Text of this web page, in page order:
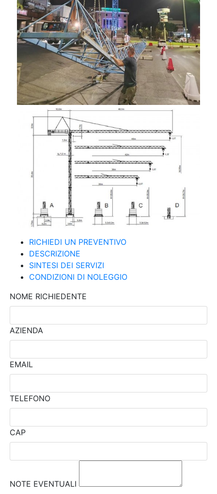
RICHIEDI UN PREVENTIVO
DESCRIZIONE
SINTESI DEI SERVIZI
CONDIZIONI DI NOLEGGIO
NOME RICHIEDENTE
AZIENDA
EMAIL
TELEFONO
CAP
NOTE EVENTUALI